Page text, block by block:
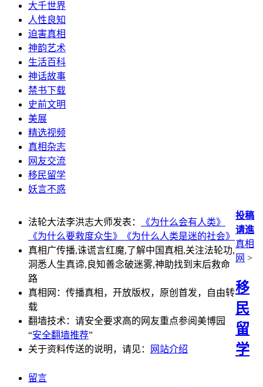
大千世界
人性良知
迫害真相
神韵艺术
生活百科
神话故事
禁书下载
史前文明
美展
精选视频
真相杂志
网友交流
移民留学
妖言不惑
法轮大法李洪志大师发表：
《为什么会有人类》
《为什么要救度众生》
《为什么人类是迷的社会》
真相广传播,诛谎言红魔,了解中国真相,关注法轮功,
洞悉人生真谛,良知善念破迷雾,神助找到末后救命
路
真相网：传播真相，开放版权，原创首发，自由转
载
翻墙技术：请安全要求高的网友重点参阅美博园
“安全翻墙推荐”
关于资料传送的说明，请见：
网站介绍
投稿
请進
真相
网 >
移
民
留
学
留言